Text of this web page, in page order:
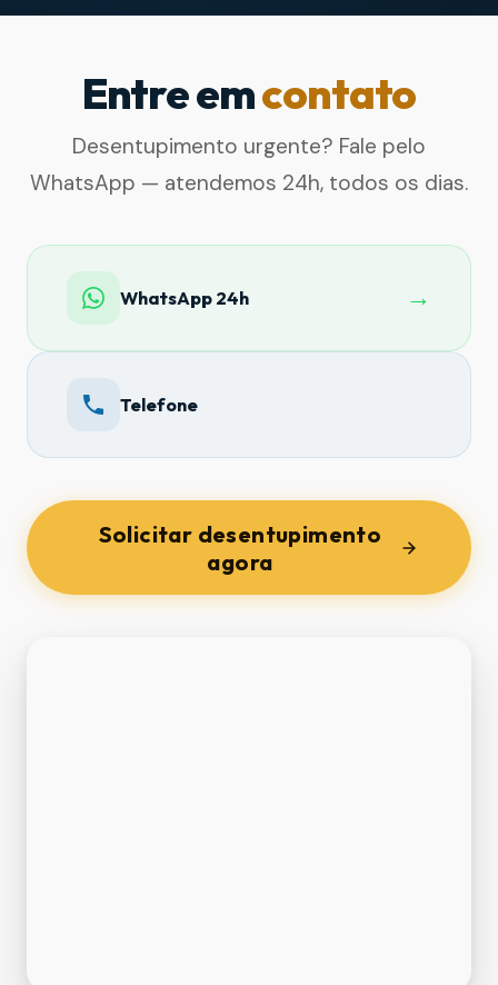
Entre emcontato
Desentupimento urgente? Fale pelo
WhatsApp — atendemos 24h, todos os dias.
WhatsApp 24h →
Telefone
Solicitar desentupimento
agora